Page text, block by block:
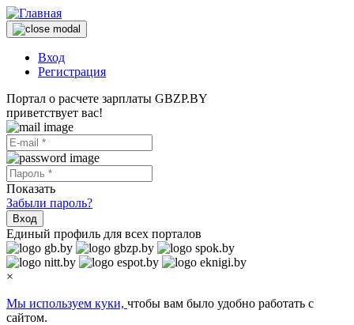
Вход
Регистрация
Портал о расчете зарплаты GBZP.BY
приветствует вас!
Показать
Забыли пароль?
Вход
Единый профиль для всех порталов
×
Мы используем куки, чтобы вам было удобно работать с
сайтом.